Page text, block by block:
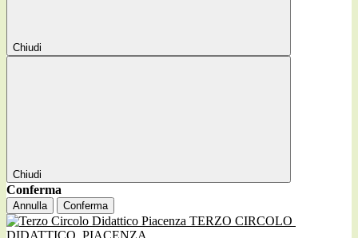
Chiudi
Chiudi
Conferma
Annulla Conferma
TERZO CIRCOLO